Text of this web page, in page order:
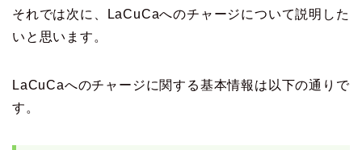
それでは次に、LaCuCaへのチャージについて説明した
いと思います。
LaCuCaへのチャージに関する基本情報は以下の通りで
す。